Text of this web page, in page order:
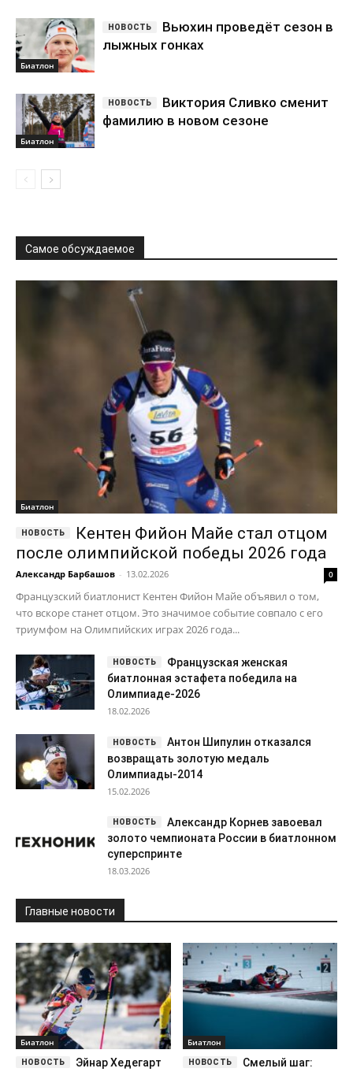
Биатлон
Вьюхин проведёт сезон в
лыжных гонках
Биатлон
Виктория Сливко сменит
фамилию в новом сезоне
Самое обсуждаемое
Биатлон
Кентен Фийон Майе стал отцом
после олимпийской победы 2026 года
Александр Барбашов - 13.02.2026 0
Французский биатлонист Кентен Фийон Майе объявил о том,
что вскоре станет отцом. Это значимое событие совпало с его
триумфом на Олимпийских играх 2026 года...
Французская женская
биатлонная эстафета победила на
Олимпиаде-2026
18.02.2026
Антон Шипулин отказался
возвращать золотую медаль
Олимпиады-2014
15.02.2026
Александр Корнев завоевал
золото чемпионата России в биатлонном
суперспринте
18.03.2026
Главные новости
Биатлон
Эйнар Хедегарт
Биатлон
Смелый шаг: